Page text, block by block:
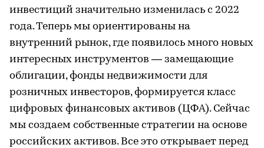
инвестиций значительно изменилась с 2022
года. Теперь мы ориентированы на
внутренний рынок, где появилось много новых
интересных инструментов — замещающие
облигации, фонды недвижимости для
розничных инвесторов, формируется класс
цифровых финансовых активов (ЦФА). Сейчас
мы создаем собственные стратегии на основе
российских активов. Все это открывает перед